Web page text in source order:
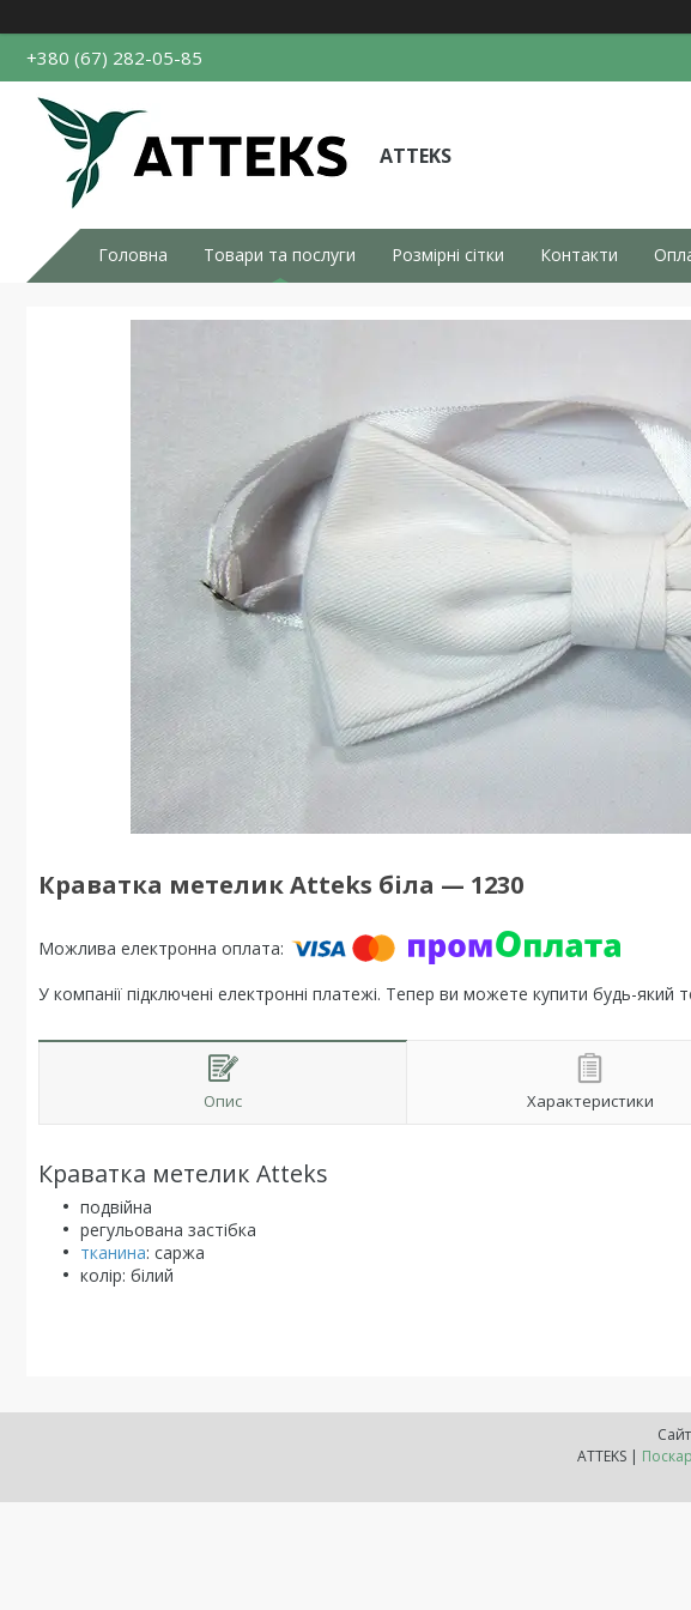
+380 (67) 282-05-85
ATTEKS
Головна Товари та послуги Розмірні сітки Контакти
Краватка метелик Atteks біла — 1230
У компанії підключені електронні платежі. Тепер ви можете купити будь-який
Опис Характеристики
Краватка метелик Atteks
подвійна
регульована застібка
тканина: саржа
колір: білий
ATTEKS |